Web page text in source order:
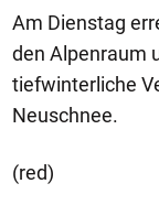
Am Dienstag
den Alpenraum
tiefwinterliche
Neuschnee.
(red)